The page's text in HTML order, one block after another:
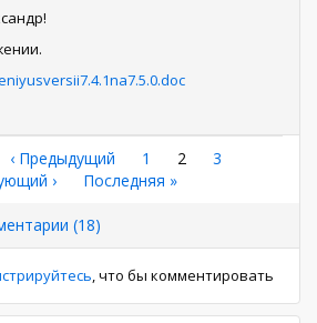
←
‹ Предыдущий Страница
1
Текущая
2 Страница
3
›
Последняя
Последняя »
(18)
, что бы комментировать